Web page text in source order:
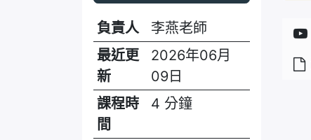
負責人
李燕老師
最近更
新
2026年06月
09日
課程時
間
4 分鐘